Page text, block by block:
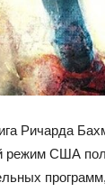
Ричарда
режим США